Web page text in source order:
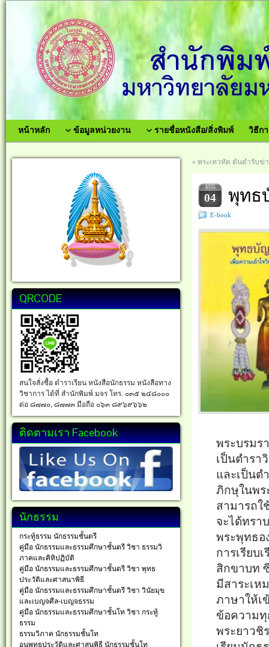
หน้าหลัก ข้อมูลหน่วยงาน รายชื่อหนังสือ/สิ่งพิมพ์ วิธีก
QRCODE
สนใจสั่งซื้อ ตำราเรียน หนังสือนักธรรม หนังสือทาง
วิชาการ ได้ที่ สำนักพิมพ์ มจร โทร. ๐๓๕ ๒๔๘๐๐๐
ต่อ ๘๗๗๐, ๘๗๗๓ มือถือ ๐๖๓ ๘๙๖๙๖๖๒
ติดตามเรา Facebook
นักธรรม
กระทู้ธรรม นักธรรมชั้นตรี
คู่มือ นักธรรมและธรรมศึกษาชั้นตรี วิชา ธรรมวิ
ภาคและคิหิปฏิบัติ
คู่มือ นักธรรมและธรรมศึกษาชั้นตรี วิชา พุทธ
ประวัติและศาสนาพิธี
คู่มือ นักธรรมและธรรมศึกษาชั้นตรี วิชา วินัยมุข
และเบญจศีล-เบญจธรรม
คู่มือ นักธรรมและธรรมศึกษาชั้นโท วิชา กระทู้
ธรรม
ธรรมวิภาค นักธรรมชั้นโท
อนุพุทธประวัติและศาสนพิธี นักธรรมชั้นโท
« พระเทวทัต ตันตำรับฆ่
AUG
04 พุท
E-book
พระบรมร
เป็นตำรา
และเป็นต
ภิกษุในพร
สามารถใ
จะได้ทรา
พระพุทธ
การเรียบ
สิกขาบท
มีสาระเห
ภาษาให้เ
ข้อความ
พระยาวชิ